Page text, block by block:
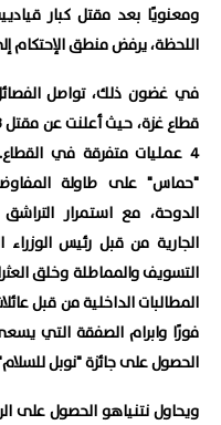
ومعنويًا بعد مقتل كبار
اللحظة، يرفض منطق الإحتكام
في غضون ذلك، تواصل
4 عمليات متفرقة في
"حماس" على طاولة
الدوحة، مع استمرار التراشق
الجارية من قبل رئيس الوزراء
التسويف والمماطلة وخلق
المطالبات الداخلية من قبل
فورًا وابرام الصفقة التي
الحصول على جائزة "نوبل
ويحاول نتنياهو الحصول على